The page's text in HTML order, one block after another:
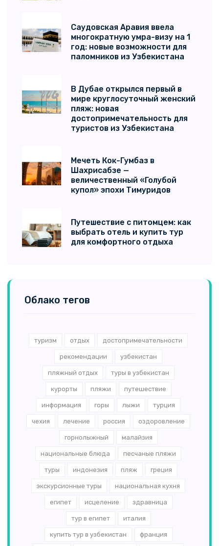
Саудовская Аравия ввела
многократную умра-визу на 1
год: новые возможности для
паломников из Узбекистана
В Дубае открылся первый в
мире круглосуточный женский
пляж: новая
достопримечательность для
туристов из Узбекистана
Мечеть Кок-Гумбаз в
Шахрисабзе —
величественный «Голубой
купол» эпохи Тимуридов
Путешествие с питомцем: как
выбрать отель и купить тур
для комфортного отдыха
Облако тегов
туризм отдых достопримечательности
рекомендации узбекистан
пляжный отдых туры в узбекистан
курорты пляжи путешествие
информация горы лыжи турция
чехия лечение россия оздоровление
горнолыжный малайзия
национальные блюда песчаные пляжи
туры индонезия пляж греция
экскурсионные туры национальная кухня
египет исцеление здравница
тур в египет италия
купить тур в узбекистан франция